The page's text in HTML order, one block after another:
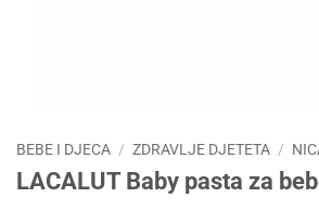
BEBE I DJECA / ZDRAVLJE DJETETA /
LACALUT Baby pasta za